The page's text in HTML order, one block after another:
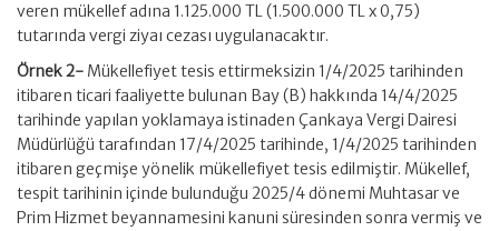
veren mükellef adına 1.125.000 TL (1.500.000 TL x 0,75)
tutarında vergi ziyaı cezası uygulanacaktır.
Örnek 2- Mükellefiyet tesis ettirmeksizin 1/4/2025 tarihinden
itibaren ticari faaliyette bulunan Bay (B) hakkında 14/4/2025
tarihinde yapılan yoklamaya istinaden Çankaya Vergi Dairesi
Müdürlüğü tarafından 17/4/2025 tarihinde, 1/4/2025 tarihinden
itibaren geçmişe yönelik mükellefiyet tesis edilmiştir. Mükellef,
tespit tarihinin içinde bulunduğu 2025/4 dönemi Muhtasar ve
Prim Hizmet beyannamesini kanuni süresinden sonra vermiş ve